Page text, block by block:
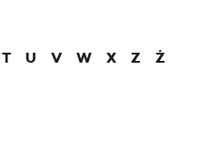
T U V W X Z
Ż